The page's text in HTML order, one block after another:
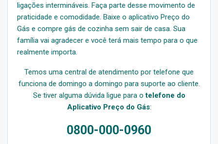
ligações intermináveis. Faça parte desse movimento de
praticidade e comodidade. Baixe o aplicativo Preço do
Gás e compre gás de cozinha sem sair de casa. Sua
família vai agradecer e você terá mais tempo para o que
realmente importa.
Temos uma central de atendimento por telefone que
funciona de domingo a domingo para suporte ao cliente.
Se tiver alguma dúvida ligue para otelefone do
Aplicativo Preço do Gás:
0800-000-0960